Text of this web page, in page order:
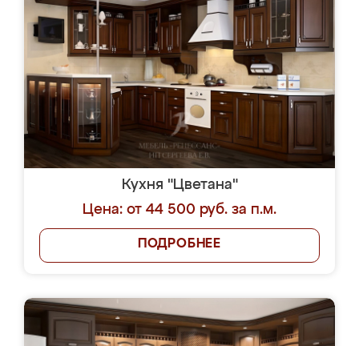
Кухня "Цветана"
Цена: от 44 500 руб. за п.м.
ПОДРОБНЕЕ